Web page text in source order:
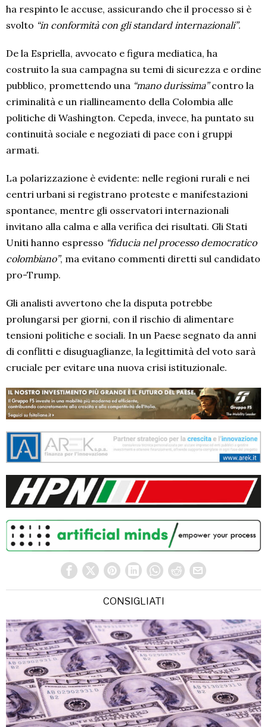
ha respinto le accuse, assicurando che il processo si è
svolto “in conformità con gli standard internazionali”.
De la Espriella, avvocato e figura mediatica, ha
costruito la sua campagna su temi di sicurezza e ordine
pubblico, promettendo una “mano durissima”contro la
criminalità e un riallineamento della Colombia alle
politiche di Washington. Cepeda, invece, ha puntato su
continuità sociale e negoziati di pace con i gruppi
armati.
La polarizzazione è evidente: nelle regioni rurali e nei
centri urbani si registrano proteste e manifestazioni
spontanee, mentre gli osservatori internazionali
invitano alla calma e alla verifica dei risultati. Gli Stati
Uniti hanno espresso “fiducia nel processo democratico
colombiano”, ma evitano commenti diretti sul candidato
pro-Trump.
Gli analisti avvertono che la disputa potrebbe
prolungarsi per giorni, con il rischio di alimentare
tensioni politiche e sociali. In un Paese segnato da anni
di conflitti e disuguaglianze, la legittimità del voto sarà
cruciale per evitare una nuova crisi istituzionale.
CONSIGLIATI